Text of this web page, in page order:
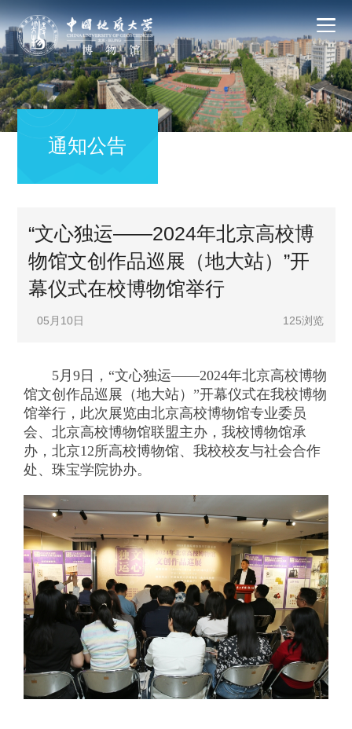
通知公告
“文心独运——2024年北京高校博
物馆文创作品巡展（地大站）”开
幕仪式在校博物馆举行
05月10日 125浏览
5月9日，“文心独运——2024年北京高校博物
馆文创作品巡展（地大站）”开幕仪式在我校博物
馆举行，此次展览由北京高校博物馆专业委员
会、北京高校博物馆联盟主办，我校博物馆承
办，北京12所高校博物馆、我校校友与社会合作
处、珠宝学院协办。